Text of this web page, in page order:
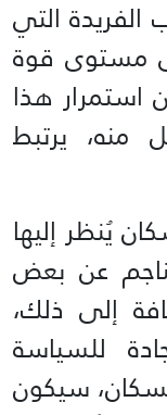
الفريدة التي
مستوى قوة
هذا
يرتبط
يُنظر إليها
عن بعض
إلى ذلك،
للسياسة
سيكون